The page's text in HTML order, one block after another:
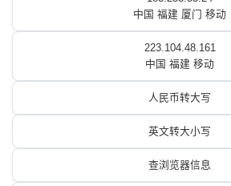
中国 福建 厦门 移动
223.104.48.161
中国 福建 移动
人民币转大写
英文转大小写
查浏览器信息